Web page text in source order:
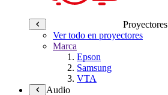
Proyectores
Ver todo en proyectores
Marca
Epson
Samsung
VTA
Audio